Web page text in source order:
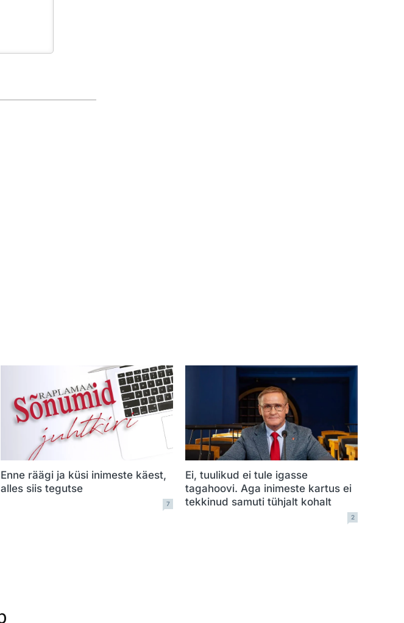
Enne räägi ja küsi inimeste käest,
alles siis tegutse
7
Ei, tuulikud ei tule igasse
tagahoovi. Aga inimeste kartus ei
tekkinud samuti tühjalt kohalt
2